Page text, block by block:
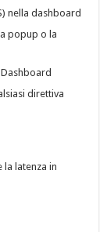
nella dashboard
popup o la
direttiva
la latenza in